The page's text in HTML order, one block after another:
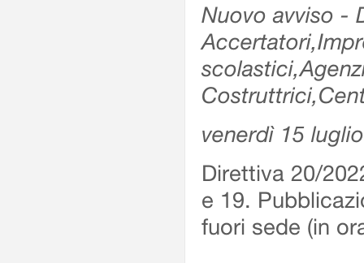
Nuovo avviso -
venerdì 15
Direttiva 20/
e 19.
fuori sede (in